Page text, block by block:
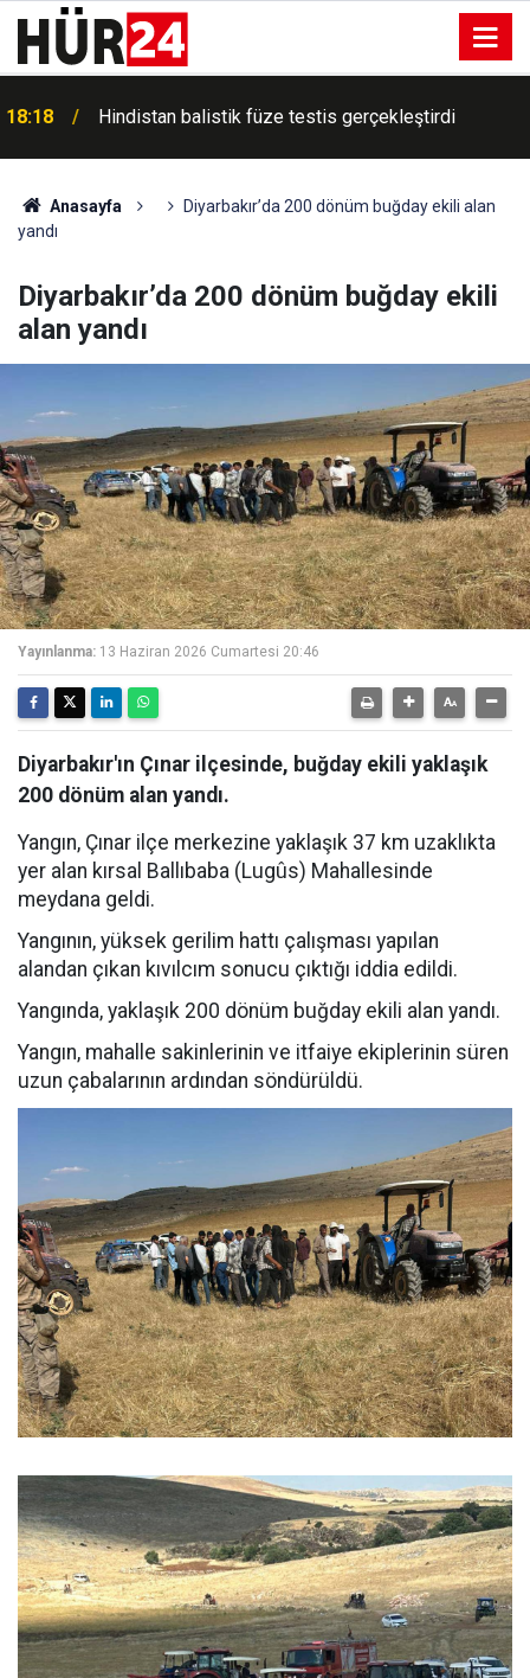
18:18 Hindistan balistik füze testis gerçekleştirdi
Anasayfa
Diyarbakır’da 200 dönüm buğday ekili alan
yandı
Diyarbakır’da 200 dönüm buğday ekili
alan yandı
Yayınlanma: 13 Haziran 2026 Cumartesi 20:46
Diyarbakır'ın Çınar ilçesinde, buğday ekili yaklaşık
200 dönüm alan yandı.
Yangın, Çınar ilçe merkezine yaklaşık 37 km uzaklıkta
yer alan kırsal Ballıbaba (Lugûs) Mahallesinde
meydana geldi.
Yangının, yüksek gerilim hattı çalışması yapılan
alandan çıkan kıvılcım sonucu çıktığı iddia edildi.
Yangında, yaklaşık 200 dönüm buğday ekili alan yandı.
Yangın, mahalle sakinlerinin ve itfaiye ekiplerinin süren
uzun çabalarının ardından söndürüldü.